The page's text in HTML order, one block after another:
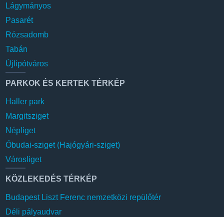
Lágymányos
Pasarét
Rózsadomb
Tabán
Újlipótváros
PARKOK ÉS KERTEK TÉRKÉP
Haller park
Margitsziget
Népliget
Óbudai-sziget (Hajógyári-sziget)
Városliget
KÖZLEKEDÉS TÉRKÉP
Budapest Liszt Ferenc nemzetközi repülőtér
Déli pályaudvar